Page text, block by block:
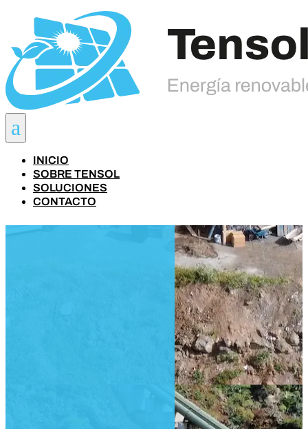
a
INICIO
SOBRE TENSOL
SOLUCIONES
CONTACTO